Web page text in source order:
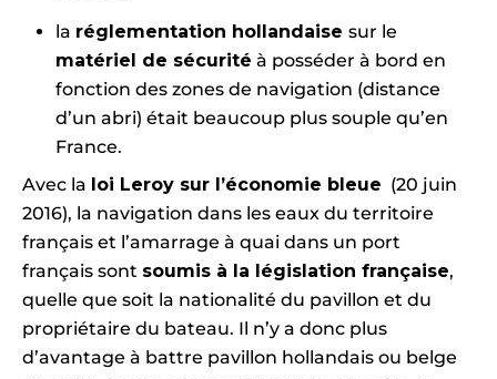
la réglementation hollandaise sur le
matériel de sécurité à posséder à bord en
fonction des zones de navigation (distance
d’un abri) était beaucoup plus souple qu’en
France.
Avec la loi Leroy sur l’économie bleue (20 juin
2016), la navigation dans les eaux du territoire
français et l’amarrage à quai dans un port
français sont soumis à la législation française,
quelle que soit la nationalité du pavillon et du
propriétaire du bateau. Il n’y a donc plus
d’avantage à battre pavillon hollandais ou belge